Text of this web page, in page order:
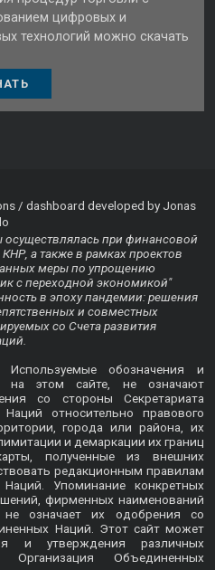
цифровых и
технологий можно скачать
/ dashboard developed by Jonas
при финансовой
а также в рамках проектов
меры по упрощению
с переходной экономикой"
в эпоху пандемии: решения
и совместных
со Счета развития
Используемые обозначения и
на этом сайте, не означают
со стороны Секретариата
относительно правового
города или района, их
и демаркации их границ
полученные из внешних
редакционным правилам
Упоминание конкретных
фирменных наименований
означает их одобрения со
Наций. Этот сайт может
и утверждения различных
Организация Объединенных